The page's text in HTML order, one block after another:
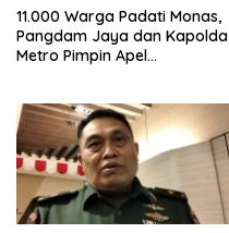
11.000 Warga Padati Monas,
Pangdam Jaya dan Kapolda
Metro Pimpin Apel